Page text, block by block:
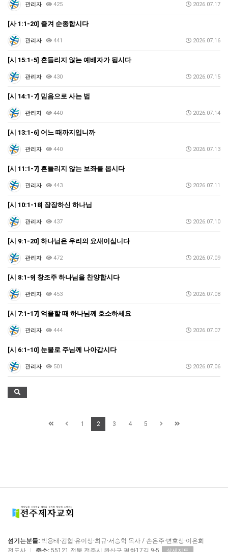
관리자 425 2026.07.17
[사 1:1-20] 즐겨 순종합시다
관리자 441 2026.07.16
[시 15:1-5] 흔들리지 않는 예배자가 됩시다
관리자 430 2026.07.15
[시 14:1-7] 믿음으로 사는 법
관리자 440 2026.07.14
[시 13:1-6] 어느 때까지입니까
관리자 440 2026.07.13
[시 11:1-7] 흔들리지 않는 보좌를 봅시다
관리자 443 2026.07.11
[시 10:1-18] 잠잠하신 하나님
관리자 437 2026.07.10
[시 9:1-20] 하나님은 우리의 요새이십니다
관리자 472 2026.07.09
[시 8:1-9] 창조주 하나님을 찬양합시다
관리자 453 2026.07.08
[시 7:1-17] 억울할 때 하나님께 호소하세요
관리자 444 2026.07.07
[시 6:1-10] 눈물로 주님께 나아갑시다
관리자 501 2026.07.06
1 2 3 4 5
섬기는분들: 박용태·김협·유이상·최규·서승학 목사 / 손은주·변호상·이은희